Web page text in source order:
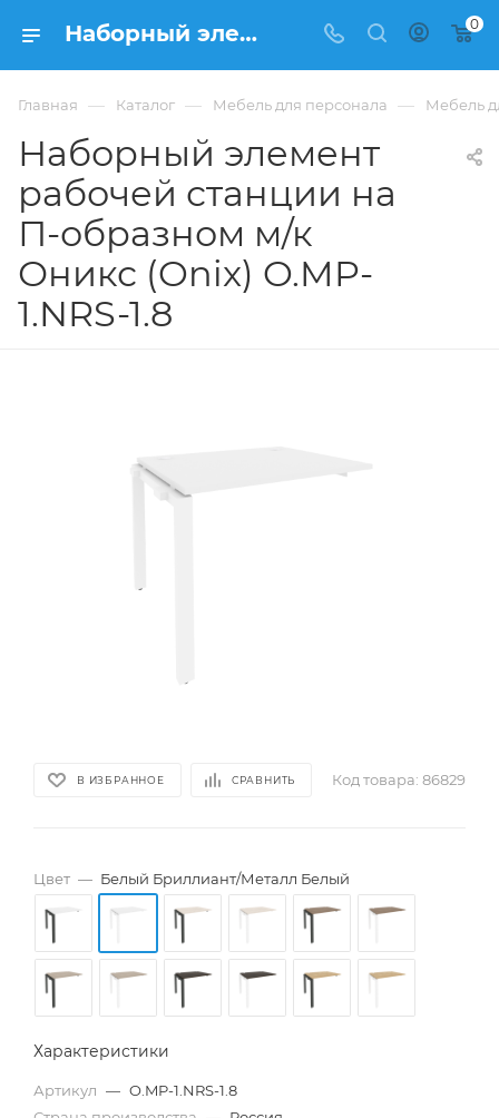
Наборный элемент рабочей станции на П-образном м/к Оникс (Onix) O.MP-1.NRS-1.8 из ЛДСП купить в Москве, цена 14 645 ₽ - интернет-магазин ФРАНКОМ 0
Главная — Каталог — Мебель для персонала — Мебель
Наборный элемент
рабочей станции на
П-образном м/к
Оникс (Onix) O.MP-
1.NRS-1.8
В ИЗБРАННОЕ СРАВНИТЬ Код товара: 86829
Цвет — Белый Бриллиант/Металл Белый
Характеристики
Артикул — O.MP-1.NRS-1.8